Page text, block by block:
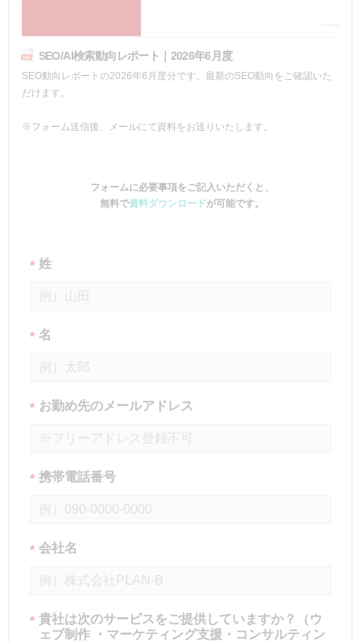
SEO/AI検索動向レポート｜2026年6月度
SEO動向レポートの2026年6月度分です。最新のSEO動向をご確認いた
だけます。
※フォーム送信後、メールにて資料をお送りいたします。
フォームに必要事項をご記入いただくと、
無料で資料ダウンロードが可能です。
* 姓
* 名
* お勤め先のメールアドレス
* 携帯電話番号
* 会社名
* 貴社は次のサービスをご提供していますか？（ウ
ェブ制作 ・マーケティング支援・コンサルティン